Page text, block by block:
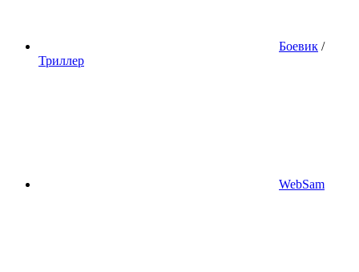
Боевик /
Триллер
WebSam